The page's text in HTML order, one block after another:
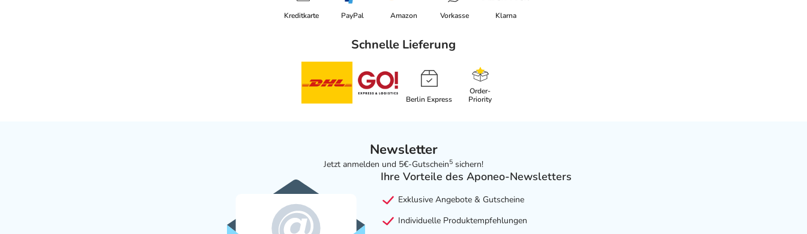
Kreditkarte PayPal Amazon Vorkasse Klarna
Schnelle Lieferung
Berlin Express
Order-
Priority
Newsletter
Jetzt anmelden und 5€-Gutschein5 sichern!
Ihre Vorteile des Aponeo-Newsletters
Exklusive Angebote & Gutscheine
Individuelle Produktempfehlungen